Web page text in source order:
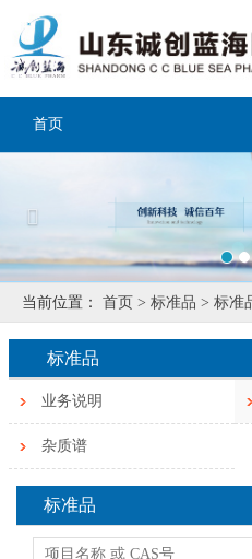
首页
当前位置： 首页 > 标准品 > 标准
标准品
业务说明
杂质谱
标准品